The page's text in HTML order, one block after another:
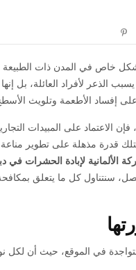
خاص في المدن ذات الطبيعة
الذعر لأفراد العائلة، بل
على إفساد الأطعمة وتلويث
على المبيدات
قدرة مذهلة على تطوير
الألمانية لإبادة الحشرات في
سنتناول كل ما يتعلق
في الموقع، حيث أن لكل